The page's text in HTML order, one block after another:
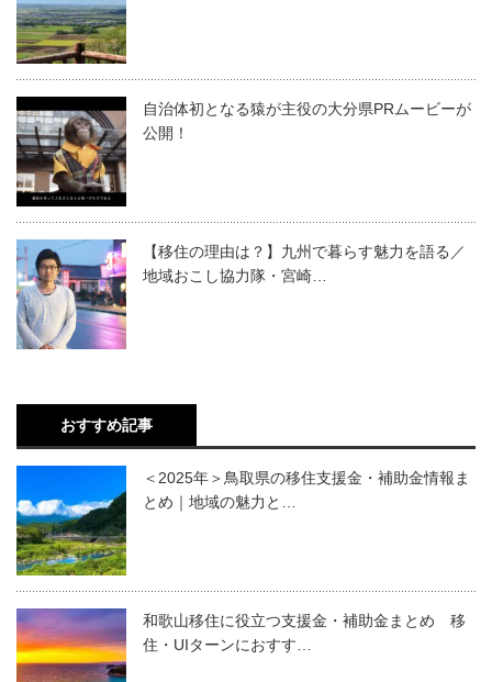
自治体初となる猿が主役の大分県PRムービーが
公開！
【移住の理由は？】九州で暮らす魅力を語る／
地域おこし協力隊・宮崎…
おすすめ記事
＜2025年＞鳥取県の移住支援金・補助金情報ま
とめ｜地域の魅力と…
和歌山移住に役立つ支援金・補助金まとめ 移
住・UIターンにおすす…